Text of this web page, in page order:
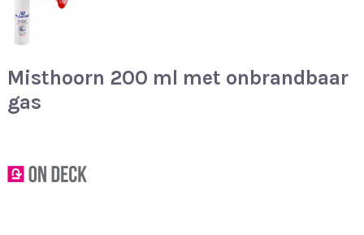
Misthoorn 200 ml met onbrandbaar
gas